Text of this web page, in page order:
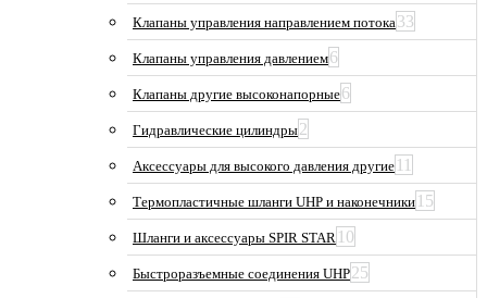
Клапаны управления направлением потока33
Клапаны управления давлением6
Клапаны другие высоконапорные6
Гидравлические цилиндры2
Аксессуары для высокого давления другие 11
Термопластичные шланги UHP и наконечники 15
Шланги и аксессуары SPIR STAR 10
Быстроразъемные соединения UHP25